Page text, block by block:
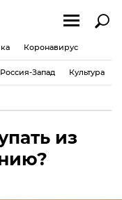
Коронавирус
Россия-Запад Культура
из